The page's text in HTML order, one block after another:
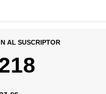
AL SUSCRIPTOR